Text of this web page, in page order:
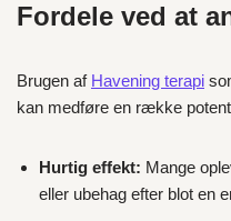
Fordele ved at
Brugen af Havening terapi
kan medføre en række
Hurtig effekt: Mange
eller ubehag efter blot en